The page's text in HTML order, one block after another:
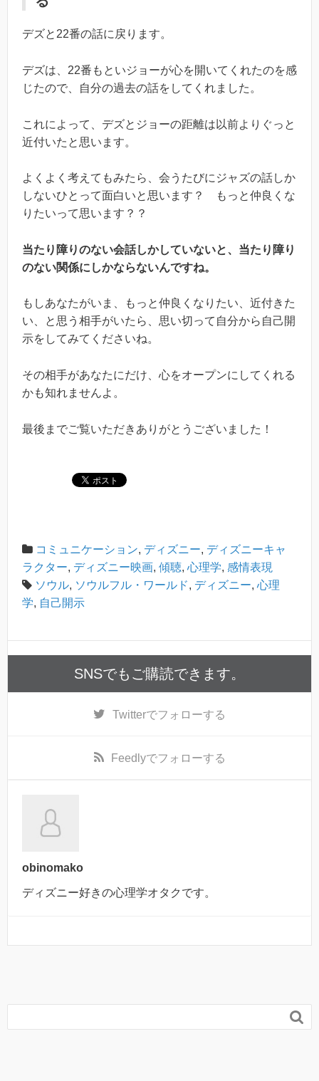
デズと22番の話に戻ります。
デズは、22番もといジョーが心を開いてくれたのを感
じたので、自分の過去の話をしてくれました。
これによって、デズとジョーの距離は以前よりぐっと
近付いたと思います。
よくよく考えてもみたら、会うたびにジャズの話しか
しないひとって面白いと思います？ もっと仲良くな
りたいって思います？？
当たり障りのない会話しかしていないと、当たり障り
のない関係にしかならないんですね。
もしあなたがいま、もっと仲良くなりたい、近付きた
い、と思う相手がいたら、思い切って自分から自己開
示をしてみてくださいね。
その相手があなたにだけ、心をオープンにしてくれる
かも知れませんよ。
最後までご覧いただきありがとうございました！
コミュニケーション, ディズニー, ディズニーキャ
ラクター, ディズニー映画, 傾聴, 心理学, 感情表現
ソウル, ソウルフル・ワールド, ディズニー, 心理
学, 自己開示
SNSでもご購読できます。
Twitterでフォローする
Feedlyでフォローする
obinomako
ディズニー好きの心理学オタクです。
